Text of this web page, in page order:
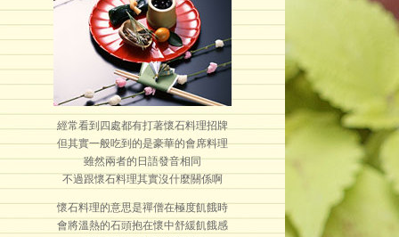
經常看到四處都有打著懷石料理招牌
但其實一般吃到的是豪華的會席料理
雖然兩者的日語發音相同
不過跟懷石料理其實沒什麼關係啊
懷石料理的意思是禪僧在極度飢餓時
會將溫熱的石頭抱在懷中舒緩飢餓感